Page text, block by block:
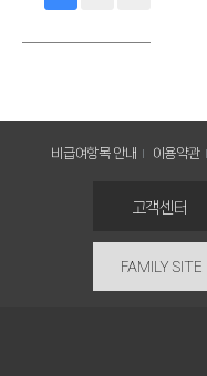
비급여항목 안내 이용약관
고객센터